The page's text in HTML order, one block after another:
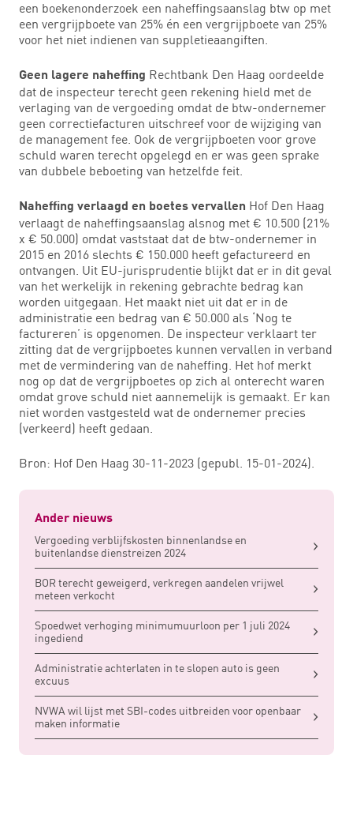
een boekenonderzoek een naheffingsaanslag btw op met
een vergrijpboete van 25% én een vergrijpboete van 25%
voor het niet indienen van suppletieaangiften.
Geen lagere naheffing Rechtbank Den Haag oordeelde
dat de inspecteur terecht geen rekening hield met de
verlaging van de vergoeding omdat de btw-ondernemer
geen correctiefacturen uitschreef voor de wijziging van
de management fee. Ook de vergrijpboeten voor grove
schuld waren terecht opgelegd en er was geen sprake
van dubbele beboeting van hetzelfde feit.
Naheffing verlaagd en boetes vervallen Hof Den Haag
verlaagt de naheffingsaanslag alsnog met € 10.500 (21%
x € 50.000) omdat vaststaat dat de btw-ondernemer in
2015 en 2016 slechts € 150.000 heeft gefactureerd en
ontvangen. Uit EU-jurisprudentie blijkt dat er in dit geval
van het werkelijk in rekening gebrachte bedrag kan
worden uitgegaan. Het maakt niet uit dat er in de
administratie een bedrag van € 50.000 als ‘Nog te
factureren’ is opgenomen. De inspecteur verklaart ter
zitting dat de vergrijpboetes kunnen vervallen in verband
met de vermindering van de naheffing. Het hof merkt
nog op dat de vergrijpboetes op zich al onterecht waren
omdat grove schuld niet aannemelijk is gemaakt. Er kan
niet worden vastgesteld wat de ondernemer precies
(verkeerd) heeft gedaan.
Bron: Hof Den Haag 30-11-2023 (gepubl. 15-01-2024).
Ander nieuws
Vergoeding verblijfskosten binnenlandse en
buitenlandse dienstreizen 2024
BOR terecht geweigerd, verkregen aandelen vrijwel
meteen verkocht
Spoedwet verhoging minimumuurloon per 1 juli 2024
ingediend
Administratie achterlaten in te slopen auto is geen
excuus
NVWA wil lijst met SBI-codes uitbreiden voor openbaar
maken informatie